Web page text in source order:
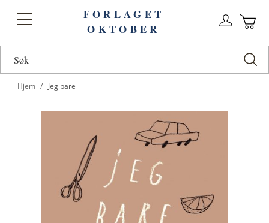
Toggle
FORLAGET
OKTOBER
Hjem Jeg bare